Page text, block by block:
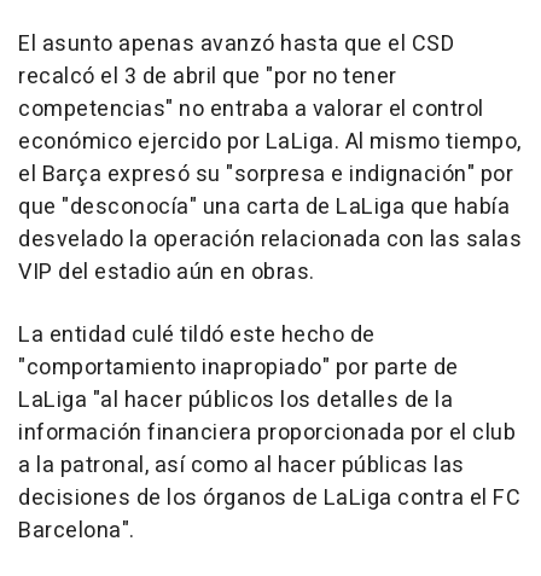
El asunto apenas avanzó hasta que el CSD
recalcó el 3 de abril que "por no tener
competencias" no entraba a valorar el control
económico ejercido por LaLiga. Al mismo tiempo,
el Barça expresó su "sorpresa e indignación" por
que "desconocía" una carta de LaLiga que había
desvelado la operación relacionada con las salas
VIP del estadio aún en obras.
La entidad culé tildó este hecho de
"comportamiento inapropiado" por parte de
LaLiga "al hacer públicos los detalles de la
información financiera proporcionada por el club
a la patronal, así como al hacer públicas las
decisiones de los órganos de LaLiga contra el FC
Barcelona".